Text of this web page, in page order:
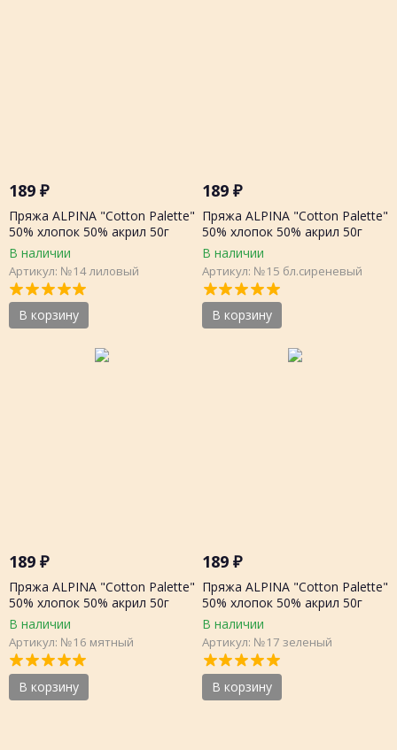
189 ₽
Пряжа ALPINA "Cotton Palette"
50% хлопок 50% акрил 50г
205м, шт.
В наличии
Артикул: №14 лиловый
В корзину
189₽
Пряжа ALPINA "Cotton Palette"
50% хлопок 50% акрил 50г
205м, шт.
В наличии
Артикул: №15 бл.сиреневый
В корзину
189 ₽
Пряжа ALPINA "Cotton Palette"
50% хлопок 50% акрил 50г
205м, шт.
В наличии
Артикул: №16 мятный
В корзину
189₽
Пряжа ALPINA "Cotton Palette"
50% хлопок 50% акрил 50г
205м, шт.
В наличии
Артикул: №17 зеленый
В корзину